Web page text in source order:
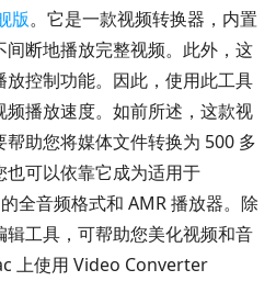
版。它是一款视频转换器，内置
断地播放完整视频。此外，这
控制功能。因此，使用此工具
播放速度。如前所述，这款视
助您将媒体文件转换为 500 多
可以依靠它成为适用于
全音频格式和 AMR 播放器。除
工具，可帮助您美化视频和音
上使用 Video Converter